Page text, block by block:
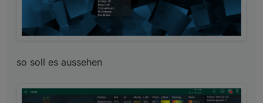
Richtig angezeigt wird es mit widget in view, es ist
merkwürdig
so soll es aussehen